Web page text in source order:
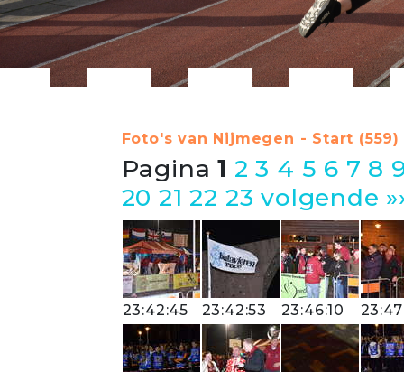
Foto's van Nijmegen - Start (559)
Pagina1 2 3 4 5 6 7 8
20 21 22 23 volgende
23:42:45 23:42:53 23:46:10